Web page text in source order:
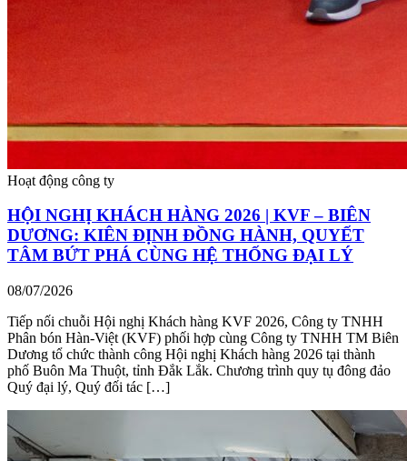
Hoạt động công ty
HỘI NGHỊ KHÁCH HÀNG 2026 | KVF – BIÊN
DƯƠNG: KIÊN ĐỊNH ĐỒNG HÀNH, QUYẾT
TÂM BỨT PHÁ CÙNG HỆ THỐNG ĐẠI LÝ
08/07/2026
Tiếp nối chuỗi Hội nghị Khách hàng KVF 2026, Công ty TNHH
Phân bón Hàn-Việt (KVF) phối hợp cùng Công ty TNHH TM Biên
Dương tổ chức thành công Hội nghị Khách hàng 2026 tại thành
phố Buôn Ma Thuột, tỉnh Đắk Lắk. Chương trình quy tụ đông đảo
Quý đại lý, Quý đối tác […]